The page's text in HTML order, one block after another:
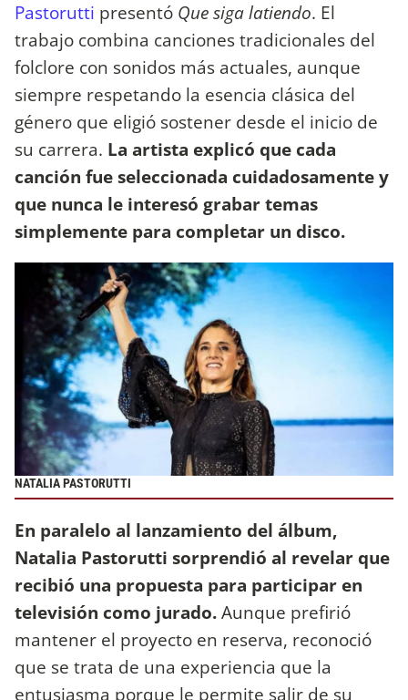
Pastorutti presentó Que siga latiendo. El
trabajo combina canciones tradicionales del
folclore con sonidos más actuales, aunque
siempre respetando la esencia clásica del
género que eligió sostener desde el inicio de
su carrera. La artista explicó que cada
canción fue seleccionada cuidadosamente y
que nunca le interesó grabar temas
simplemente para completar un disco.
NATALIA PASTORUTTI
En paralelo al lanzamiento del álbum,
Natalia Pastorutti sorprendió al revelar que
recibió una propuesta para participar en
televisión como jurado.Aunque prefirió
mantener el proyecto en reserva, reconoció
que se trata de una experiencia que la
entusiasma porque le permite salir de su